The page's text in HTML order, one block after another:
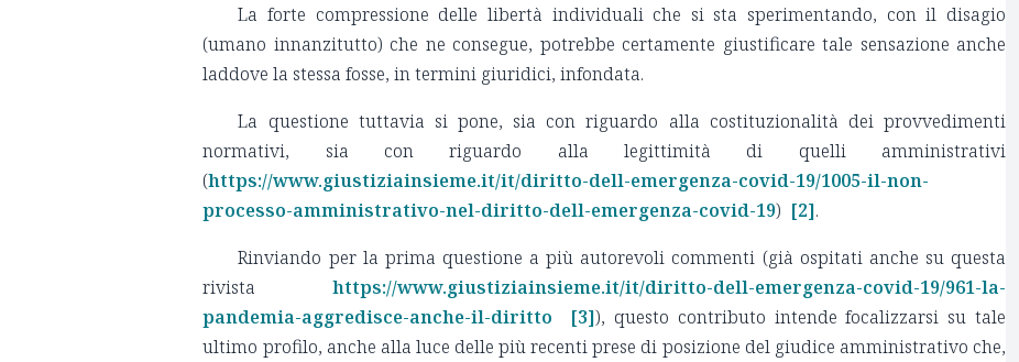
La forte compressione delle libertà individuali che si sta sperimentando, con il disagio
(umano innanzitutto) che ne consegue, potrebbe certamente giustificare tale sensazione anche
laddove la stessa fosse, in termini giuridici, infondata.
La questione tuttavia si pone, sia con riguardo alla costituzionalità dei provvedimenti
normativi, sia con riguardo alla legittimità di quelli amministrativi
(https://www.giustiziainsieme.it/it/diritto-dell-emergenza-covid-19/1005-il-non-
processo-amministrativo-nel-diritto-dell-emergenza-covid-19) [2].
Rinviando per la prima questione a più autorevoli commenti (già ospitati anche su questa
rivista https://www.giustiziainsieme.it/it/diritto-dell-emergenza-covid-19/961-la-
pandemia-aggredisce-anche-il-diritto
[3]), questo contributo intende focalizzarsi su tale
ultimo profilo, anche alla luce delle più recenti prese di posizione del giudice amministrativo che,